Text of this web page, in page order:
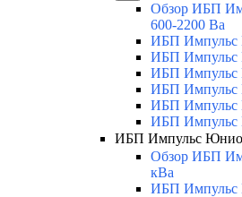
Обзор ИБП
600-2200 Ва
ИБП Импульс
ИБП Импульс
ИБП Импульс
ИБП Импульс
ИБП Импульс
ИБП Импульс
ИБП Импульс
Обзор ИБП
кВа
ИБП